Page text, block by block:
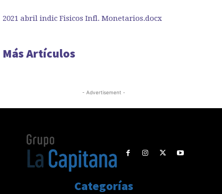
2021 abril indic Fisicos Infl. Monetarios.docx
Más Artículos
- Advertisement -
Categorías